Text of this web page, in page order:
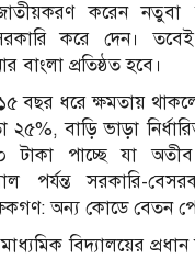
করেন নতুবা
করে দেন।
বাংলা প্রতিষ্ঠত হবে।
১৫ বছর ধরে ক্ষমতায়
বাড়ি ভাড়া
টাকা পাচ্ছে যা
পর্যন্ত সরকারি-
অন্য কোডে বেতন
বিদ্যালয়ের